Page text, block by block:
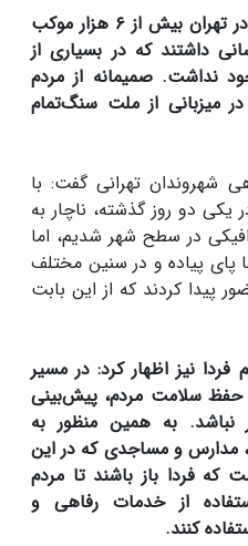
فقط در تهران بیش از ۶ هزار موکب
داشتند که در بسیاری از
نداشت. صمیمانه از مردم
میزبانی از ملت سنگ‌تمام
شهروندان تهرانی گفت: با
یکی دو روز گذشته، ناچار به
در سطح شهر شدیم، اما
پای پیاده و در سنین مختلف
پیدا کردند که از این بابت
نیز اظهار کرد: در مسیر
حفظ سلامت مردم، پیش‌بینی
به همین منظور به
و مساجدی که در این
که فردا باز باشند تا مردم
از خدمات رفاهی و
کنند.